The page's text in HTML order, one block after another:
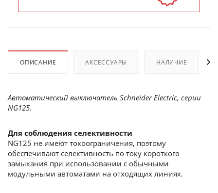
ОПИСАНИЕ АКСЕССУАРЫ НАЛИЧИЕ
Автоматический выключатель Schneider Electric, серии
NG125.
Для соблюдения селективности
NG125 не имеют токоограничения, поэтому
обеспечивают селективность по току короткого
замыкания при использовании с обычными
модульными автоматами на отходящих линиях.